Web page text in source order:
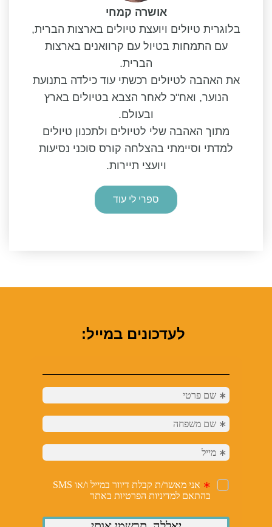
אושרה קמחי
בלוגרית טיולים ויועצת טיולים בארצות הברית,
עם התמחות בטיול עם קרוואנים בארצות
הברית.
את האהבה לטיולים רכשתי עוד כילדה בתנועת
הנוער, ואח"כ לאחר הצבא בטיולים בארץ
ובעולם.
מתוך האהבה שלי לטיולים ולתכנון טיולים
למדתי וסיימתי בהצלחה קורס סוכני נסיעות
ויועצי תיירות.
ספרי לי עוד
לעדכונים במייל: